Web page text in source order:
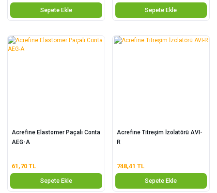
Sepete Ekle
Sepete Ekle
Acrefine Elastomer Paçalı Conta
AEG-A
61,70 TL
Sepete Ekle
Acrefine Titreşim İzolatörü AVI-
R
748,41 TL
Sepete Ekle